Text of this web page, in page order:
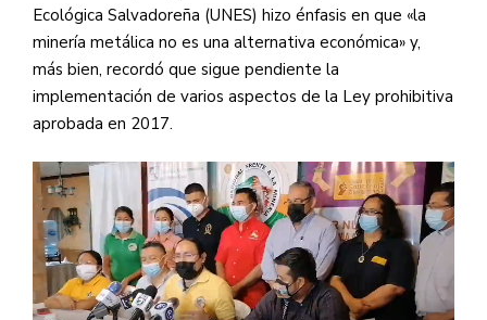
Ecológica Salvadoreña (UNES) hizo énfasis en que «la
minería metálica no es una alternativa económica» y,
más bien, recordó que sigue pendiente la
implementación de varios aspectos de la Ley prohibitiva
aprobada en 2017.